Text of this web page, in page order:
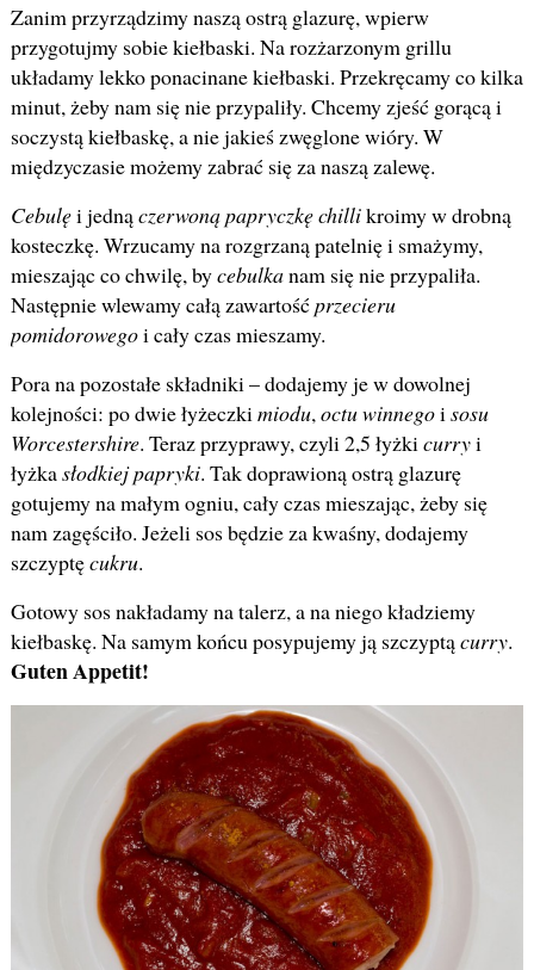
Zanim przyrządzimy naszą ostrą glazurę, wpierw
przygotujmy sobie kiełbaski. Na rozżarzonym grillu
układamy lekko ponacinane kiełbaski. Przekręcamy co kilka
minut, żeby nam się nie przypaliły. Chcemy zjeść gorącą i
soczystą kiełbaskę, a nie jakieś zwęglone wióry. W
międzyczasie możemy zabrać się za naszą zalewę.
Cebulęi jednączerwoną papryczkę chillikroimy w drobną
kosteczkę. Wrzucamy na rozgrzaną patelnię i smażymy,
mieszając co chwilę, bycebulkanam się nie przypaliła.
Następnie wlewamy całą zawartośćprzecieru
pomidorowegoi cały czas mieszamy.
Pora na pozostałe składniki – dodajemy je w dowolnej
kolejności: po dwie łyżeczki miodu, octu winnegoi sosu
Worcestershire. Teraz przyprawy, czyli 2,5 łyżki curryi
łyżkasłodkiej papryki. Tak doprawioną ostrą glazurę
gotujemy na małym ogniu, cały czas mieszając, żeby się
nam zagęściło. Jeżeli sos będzie za kwaśny, dodajemy
szczyptęcukru.
Gotowy sos nakładamy na talerz, a na niego kładziemy
kiełbaskę. Na samym końcu posypujemy ją szczyptącurry.
Guten Appetit!